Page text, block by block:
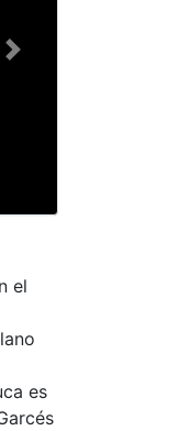
Next
el
es